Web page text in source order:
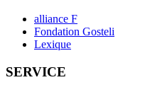
alliance F
Fondation Gosteli
Lexique
SERVICE